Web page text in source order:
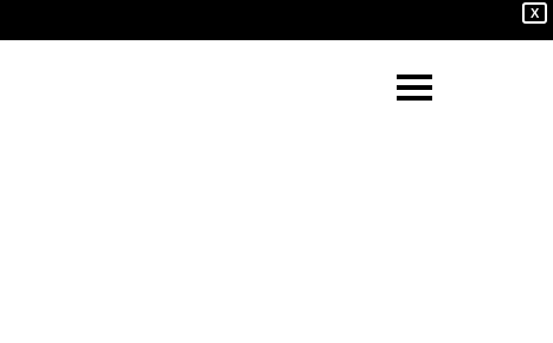
X